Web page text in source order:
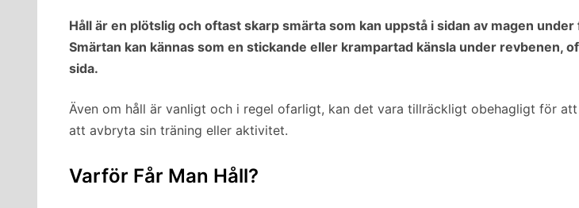
Håll är en plötslig och oftast skarp smärta som kan uppstå i sidan av magen
Smärtan kan kännas som en stickande eller krampartad känsla under revbenen,
sida.
Även om håll är vanligt och i regel ofarligt, kan det vara tillräckligt obehagligt för
att avbryta sin träning eller aktivitet.
Varför Får Man Håll?